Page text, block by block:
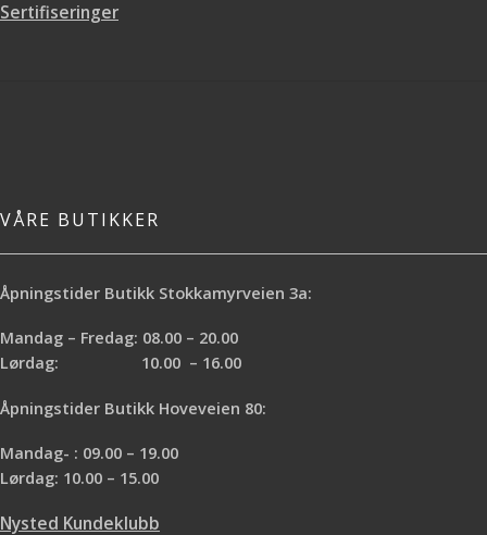
Sertifiseringer
VÅRE BUTIKKER
Åpningstider Butikk Stokkamyrveien 3a:
Mandag – Fredag: 08.00 – 20.00
Lørdag: 10.00 – 16.00
Åpningstider Butikk Hoveveien 80:
Mandag- : 09.00 – 19.00
Lørdag: 10.00 – 15.00
Nysted Kundeklubb